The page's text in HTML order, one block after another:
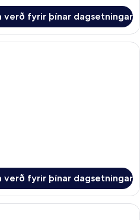
verð fyrir þínar dagsetningar
Comfort-herbergi fyrir þrjá |
verð fyrir þínar dagsetningar